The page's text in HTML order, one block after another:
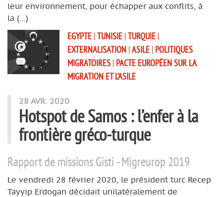
leur environnement, pour échapper aux conflits, à
la (…)
EGYPTE |TUNISIE |TURQUIE |
EXTERNALISATION |ASILE | POLITIQUES
MIGRATOIRES | PACTE EUROPÉEN SUR LA
MIGRATION ET L’ASILE
28 AVR. 2020
Hotspot de Samos : l’enfer à la
frontière gréco-turque
Rapport de missions Gisti - Migreurop 2019
Le vendredi 28 février 2020, le président turc Recep
Tayyip Erdogan décidait unilatéralement de